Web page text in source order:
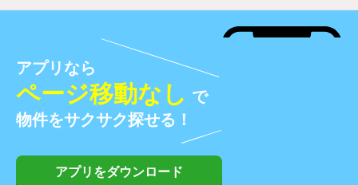
アプリなら
ページ移動なし で
物件をサクサク探せる！
アプリをダウンロード